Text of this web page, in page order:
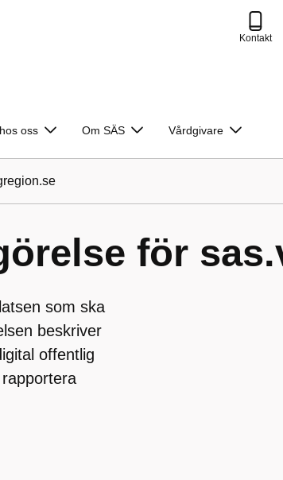
Kontakt
oss Om SÄS Vårdgivare
för
som ska
beskriver
offentlig